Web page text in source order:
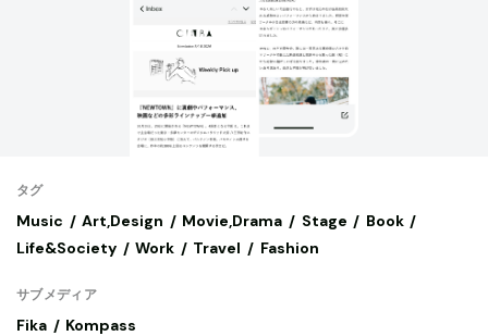
タグ
Music Art,Design Movie,Drama Stage
Book
Life&Society
Work Travel Fashion
サブメディア
Fika Kompass